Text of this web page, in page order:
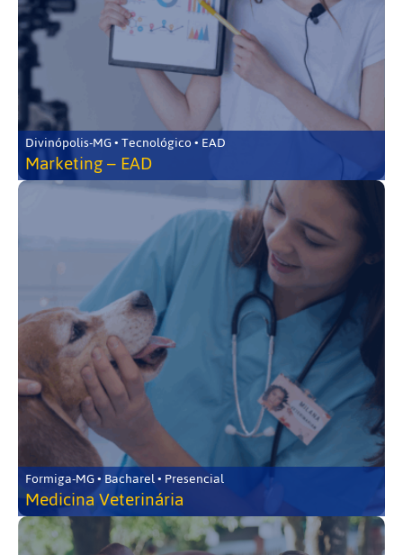
Divinópolis-MG • Tecnológico • EAD
Marketing – EAD
Formiga-MG • Bacharel • Presencial
Medicina Veterinária